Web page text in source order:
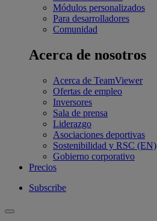
Módulos personalizados
Para desarrolladores
Comunidad
Acerca de nosotros
Acerca de TeamViewer
Ofertas de empleo
Inversores
Sala de prensa
Liderazgo
Asociaciones deportivas
Sostenibilidad y RSC (EN)
Gobierno corporativo
Precios
Subscribe